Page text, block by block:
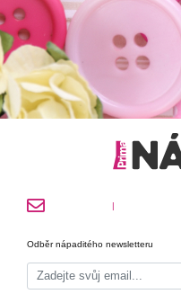
|
Odběr nápaditého newsletteru